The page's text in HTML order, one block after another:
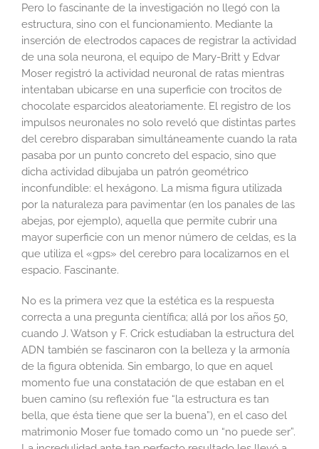
Pero lo fascinante de la investigación no llegó con la
estructura, sino con el funcionamiento. Mediante la
inserción de electrodos capaces de registrar la actividad
de una sola neurona, el equipo de Mary-Britt y Edvar
Moser registró la actividad neuronal de ratas mientras
intentaban ubicarse en una superficie con trocitos de
chocolate esparcidos aleatoriamente. El registro de los
impulsos neuronales no solo reveló que distintas partes
del cerebro disparaban simultáneamente cuando la rata
pasaba por un punto concreto del espacio, sino que
dicha actividad dibujaba un patrón geométrico
inconfundible: el hexágono. La misma figura utilizada
por la naturaleza para pavimentar (en los panales de las
abejas, por ejemplo), aquella que permite cubrir una
mayor superficie con un menor número de celdas, es la
que utiliza el «gps» del cerebro para localizarnos en el
espacio. Fascinante.
No es la primera vez que la estética es la respuesta
correcta a una pregunta científica; allá por los años 50,
cuando J. Watson y F. Crick estudiaban la estructura del
ADN también se fascinaron con la belleza y la armonía
de la figura obtenida. Sin embargo, lo que en aquel
momento fue una constatación de que estaban en el
buen camino (su reflexión fue “la estructura es tan
bella, que ésta tiene que ser la buena”), en el caso del
matrimonio Moser fue tomado como un “no puede ser”.